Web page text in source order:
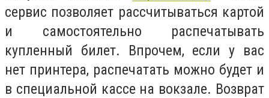
сервис позволяет рассчитываться картой
и самостоятельно распечатывать
купленный билет. Впрочем, если у вас
нет принтера, распечатать можно будет и
в специальной кассе на вокзале. Возврат